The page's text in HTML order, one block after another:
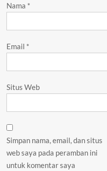
Nama *
Email *
Situs Web
Simpan nama, email, dan situs
web saya pada peramban ini
untuk komentar saya